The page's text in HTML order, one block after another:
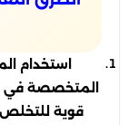
استخدام
المتخصصة في
قوية